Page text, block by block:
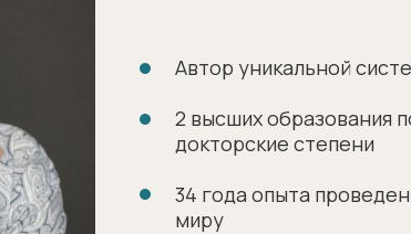
Автор уникальной
2 высших образования
докторские степени
34 года опыта
миру